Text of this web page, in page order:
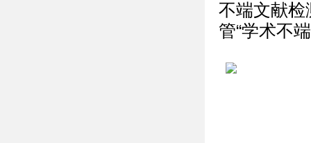
不端文献检
管“学术不